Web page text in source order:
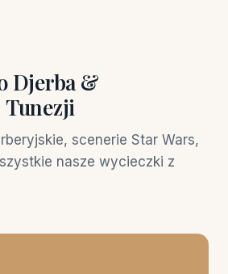
Djerba &
Tunezji
scenerie Star Wars,
nasze wycieczki z